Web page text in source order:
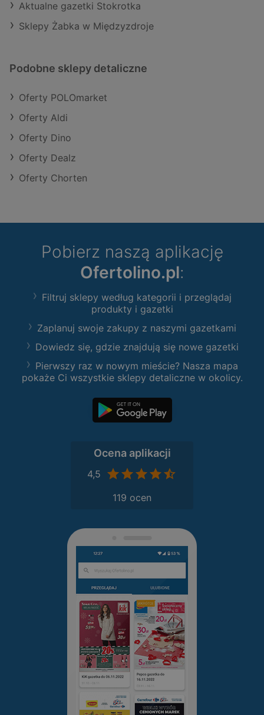
Aktualne gazetki Stokrotka
Sklepy Żabka w Międzyzdroje
Podobne sklepy detaliczne
Oferty POLOmarket
Oferty Aldi
Oferty Dino
Oferty Dealz
Oferty Chorten
Pobierz naszą aplikację
Ofertolino.pl:
Filtruj sklepy według kategorii i przeglądaj
produkty i gazetki
Zaplanuj swoje zakupy z naszymi gazetkami
Dowiedz się, gdzie znajdują się nowe gazetki
Pierwszy raz w nowym mieście? Nasza mapa
pokaże Ci wszystkie sklepy detaliczne w okolicy.
Ocena aplikacji
4,5
119 ocen